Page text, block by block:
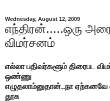
Wednesday, August 12, 2009
எந்திரன்.....ஒரு
விமர்சனம்
எல்லா பதிவர்களூம் திரைபட
ஒண்ணு
எழுதலாம்னுதான்..நா
தூசு